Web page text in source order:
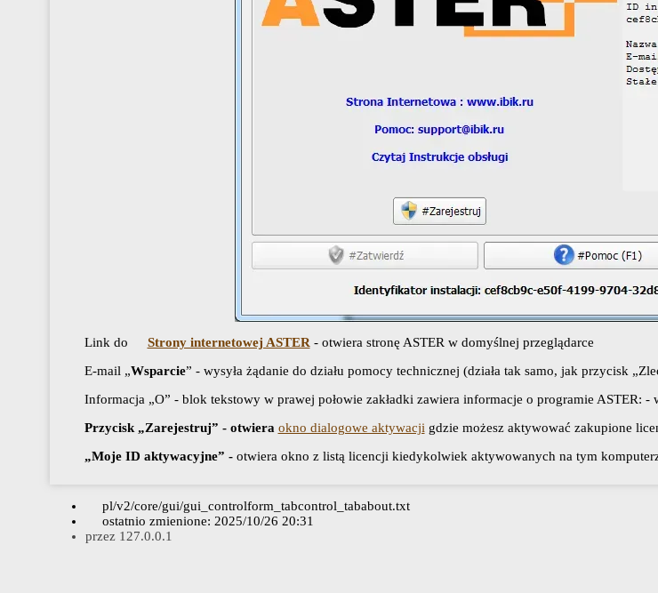
Link do Strony internetowej ASTER- otwiera stronę ASTER w domyślnej przeglądarce
E-mail „Wsparcie” - wysyła żądanie do działu pomocy technicznej (działa tak samo, jak przycisk
Informacja „O” - blok tekstowy w prawej połowie zakładki zawiera informacje o programie ASTER:
Przycisk „Zarejestruj” - otwiera okno dialogowe aktywacjigdzie możesz aktywować zakupione
„Moje ID aktywacyjne” - otwiera okno z listą licencji kiedykolwiek aktywowanych na tym
pl/v2/core/gui/gui_controlform_tabcontrol_tababout.txt
ostatnio zmienione: 2025/10/26 20:31
przez 127.0.0.1